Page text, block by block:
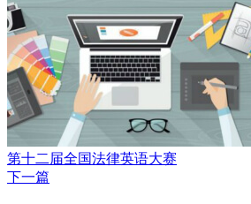
第十二届全国法律英语大赛
下一篇